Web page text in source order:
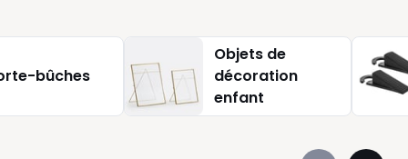
bûches
Objets de
décoration
enfant